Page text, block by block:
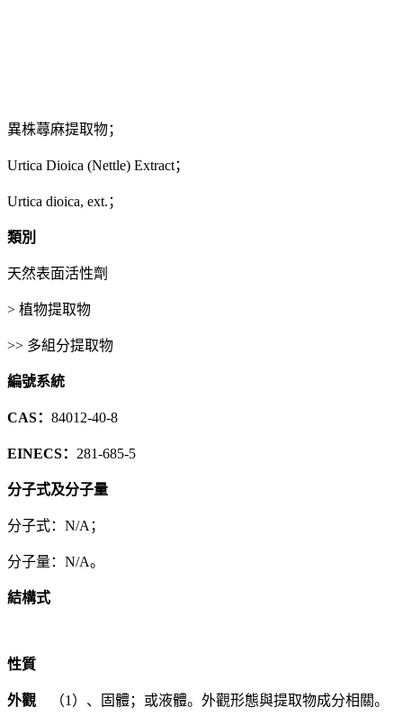
異株蕁麻提取物；
Urtica Dioica (Nettle) Extract；
Urtica dioica, ext.；
類別
天然表面活性劑
> 植物提取物
>> 多組分提取物
編號系統
CAS： 84012-40-8
EINECS： 281-685-5
分子式及分子量
分子式：N/A；
分子量：N/A。
結構式
性質
外觀 （1）、固體；或液體。外觀形態與提取物成分相關。